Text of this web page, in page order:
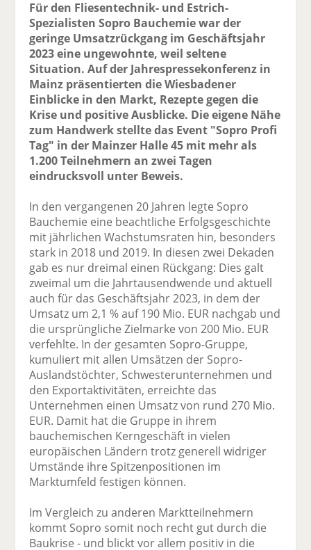
Für den Fliesentechnik- und Estrich-
Spezialisten Sopro Bauchemie war der
geringe Umsatzrückgang im Geschäftsjahr
2023 eine ungewohnte, weil seltene
Situation. Auf der Jahrespressekonferenz in
Mainz präsentierten die Wiesbadener
Einblicke in den Markt, Rezepte gegen die
Krise und positive Ausblicke. Die eigene Nähe
zum Handwerk stellte das Event "Sopro Profi
Tag" in der Mainzer Halle 45 mit mehr als
1.200 Teilnehmern an zwei Tagen
eindrucksvoll unter Beweis.
In den vergangenen 20 Jahren legte Sopro
Bauchemie eine beachtliche Erfolgsgeschichte
mit jährlichen Wachstumsraten hin, besonders
stark in 2018 und 2019. In diesen zwei Dekaden
gab es nur dreimal einen Rückgang: Dies galt
zweimal um die Jahrtausendwende und aktuell
auch für das Geschäftsjahr 2023, in dem der
Umsatz um 2,1 % auf 190 Mio. EUR nachgab und
die ursprüngliche Zielmarke von 200 Mio. EUR
verfehlte. In der gesamten Sopro-Gruppe,
kumuliert mit allen Umsätzen der Sopro-
Auslandstöchter, Schwesterunternehmen und
den Exportaktivitäten, erreichte das
Unternehmen einen Umsatz von rund 270 Mio.
EUR. Damit hat die Gruppe in ihrem
bauchemischen Kerngeschäft in vielen
europäischen Ländern trotz generell widriger
Umstände ihre Spitzenpositionen im
Marktumfeld festigen können.
Im Vergleich zu anderen Marktteilnehmern
kommt Sopro somit noch recht gut durch die
Baukrise - und blickt vor allem positiv in die